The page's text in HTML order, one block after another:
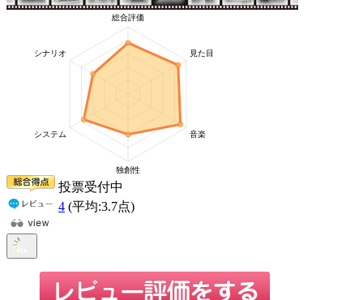
投票受付中
4 (平均:3.7点)